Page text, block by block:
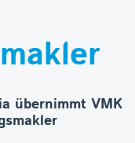
übernimmt VMK